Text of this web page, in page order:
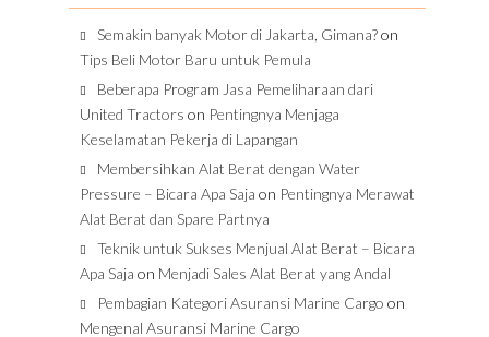
Semakin banyak Motor di Jakarta, Gimana?on
Tips Beli Motor Baru untuk Pemula
Beberapa Program Jasa Pemeliharaan dari
United Tractors on Pentingnya Menjaga
Keselamatan Pekerja di Lapangan
Membersihkan Alat Berat dengan Water
Pressure – Bicara Apa Saja on Pentingnya Merawat
Alat Berat dan Spare Partnya
Teknik untuk Sukses Menjual Alat Berat – Bicara
Apa Saja on Menjadi Sales Alat Berat yang Andal
Pembagian Kategori Asuransi Marine Cargo on
Mengenal Asuransi Marine Cargo